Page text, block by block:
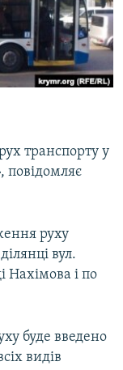
транспорту у
повідомляє
руху
вул.
Нахімова і по
буде введено
видів